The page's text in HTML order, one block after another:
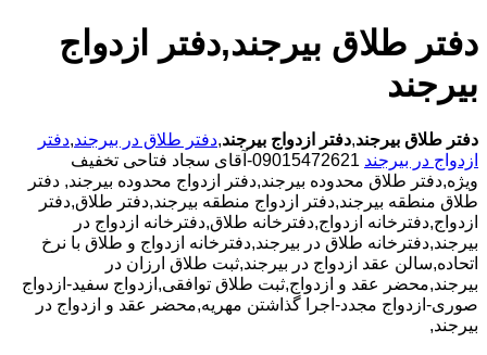
دفتر طلاق بیرجند,دفتر ازدواج
بیرجند
دفتر طلاق بیرجند,دفتر ازدواج بیرجند,دفتر طلاق در بیرجند,دفتر
ازدواج در بیرجند
09015472621-آقای سجاد فتاحی تخفیف
ویژه,دفتر طلاق محدوده بیرجند,دفتر ازدواج محدوده بیرجند, دفتر
طلاق منطقه بیرجند,دفتر ازدواج منطقه بیرجند,دفتر طلاق,دفتر
ازدواج,دفترخانه ازدواج,دفترخانه طلاق,دفترخانه ازدواج در
بیرجند,دفترخانه طلاق در بیرجند,دفترخانه ازدواج و طلاق با نرخ
اتحاده,سالن عقد ازدواج در بیرجند,ثبت طلاق ارزان در
بیرجند,محضر عقد و ازدواج,ثبت طلاق توافقی,ازدواج سفید-ازدواج
صوری-ازدواج مجدد-اجرا گذاشتن مهریه,محضر عقد و ازدواج در
بیرجند,